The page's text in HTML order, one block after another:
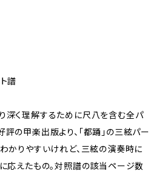
譜
く理解するために尺八を含む全パ
の甲楽出版より、「都踊」の三絃パー
かりやすいけれど、三絃の演奏時に
応えたもの。対照譜の該当ページ数